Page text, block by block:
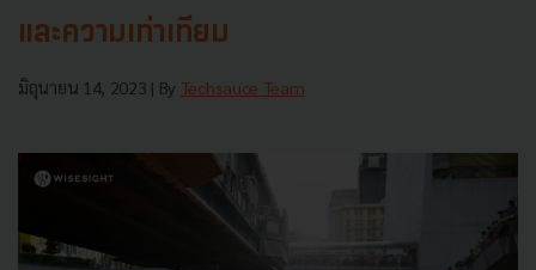
และความเท่าเทียม
มิถุนายน 14, 2023 | By Techsauce Team